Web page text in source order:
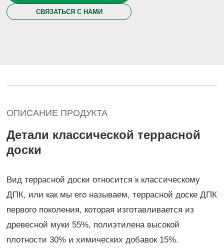
СВЯЗАТЬСЯ С НАМИ
ОПИСАНИЕ ПРОДУКТА
Детали классической террасной
доски
Вид террасной доски относится к классическому
ДПК, или как мы его называем, террасной доске ДПК
первого поколения, которая изготавливается из
древесной муки 55%, полиэтилена высокой
плотности 30% и химических добавок 15%.